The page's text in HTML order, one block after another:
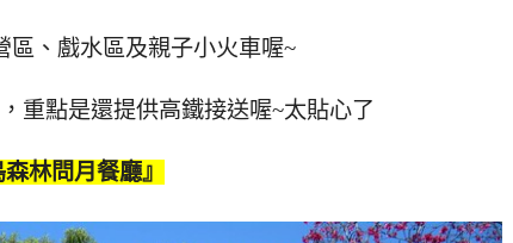
區、戲水區及親子小火車喔~
重點是還提供高鐵接送喔~太貼心了
森林問月餐廳』